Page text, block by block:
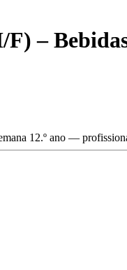
–
12.º ano —